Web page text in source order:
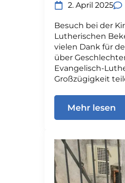
2. April 2025
Besuch bei der
Lutherischen
vielen Dank für
über
Evangelisch-
Großzügigkeit
Mehr lesen